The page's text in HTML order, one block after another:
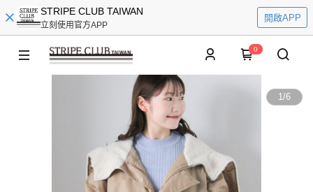
STRIPE CLUB TAIWAN
立刻使用官方APP
開啟APP
0
1/6